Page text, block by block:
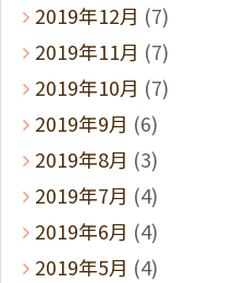
2019年12月 (7)
2019年11月 (7)
2019年10月 (7)
2019年9月 (6)
2019年8月 (3)
2019年7月 (4)
2019年6月 (4)
2019年5月 (4)